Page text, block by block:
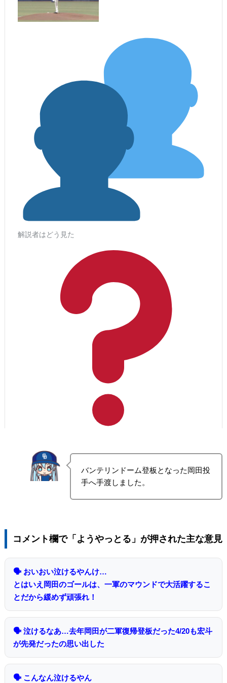
バンテリンドーム登板となった岡田投
手へ手渡しました。
コメント欄で「ようやっとる」が押された主な意見
🗣 おいおい泣けるやんけ…
とはいえ岡田のゴールは、一軍のマウンドで大活躍するこ
とだから緩めず頑張れ！
🗣 泣けるなあ…去年岡田が二軍復帰登板だった4/20も宏斗
が先発だったの思い出した
🗣 こんなん泣けるやん